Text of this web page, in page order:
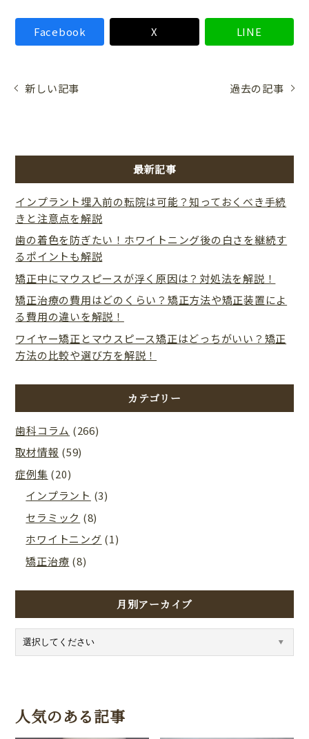
Facebook X LINE
新しい記事 過去の記事
最新記事
インプラント埋入前の転院は可能？知っておくべき手続
きと注意点を解説
歯の着色を防ぎたい！ホワイトニング後の白さを継続す
るポイントも解説
矯正中にマウスピースが浮く原因は？対処法を解説！
矯正治療の費用はどのくらい？矯正方法や矯正装置によ
る費用の違いを解説！
ワイヤー矯正とマウスピース矯正はどっちがいい？矯正
方法の比較や選び方を解説！
カテゴリー
歯科コラム (266)
取材情報 (59)
症例集 (20)
インプラント (3)
セラミック (8)
ホワイトニング (1)
矯正治療 (8)
月別アーカイブ
人気のある記事